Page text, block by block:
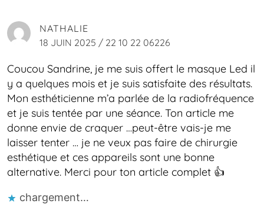
NATHALIE
18 JUIN 2025 / 22 10 22 06226
Coucou Sandrine, je me suis offert le masque Led il
y a quelques mois et je suis satisfaite des résultats.
Mon esthéticienne m’a parlée de la radiofréquence
et je suis tentée par une séance. Ton article me
donne envie de craquer …peut-être vais-je me
laisser tenter … je ne veux pas faire de chirurgie
esthétique et ces appareils sont une bonne
alternative. Merci pour ton article complet 👍
chargement…